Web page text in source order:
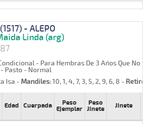
- ALEPO
Linda (arg)
- Para Hembras De 3 Años Que No
Pasto - Normal
Isa - Mandiles:10, 1, 4, 7, 3, 5, 2, 9, 6, 8 - Retiros:
Edad Cuerpada
Peso
Ejemplar
Peso
Jinete
Jinete